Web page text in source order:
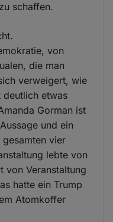
schaffen.
von
die man
verweigert, wie
deutlich etwas
Gorman ist
und ein
vier
lebte von
von Veranstaltung
hatte ein Trump
Atomkoffer